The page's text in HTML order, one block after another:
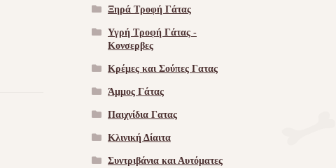
Ξηρά Τροφή Γάτας
Υγρή Τροφή Γάτας -
Kονσερβες
Κρέμες και Σούπες Γατας
Άμμος Γάτας
Παιχνίδια Γατας
Κλινική Δίαιτα
Συντριβάνια και Αυτόματες